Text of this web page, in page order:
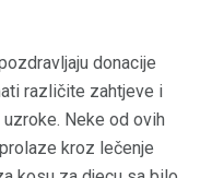
donacije
različite zahtjeve i
Neke od ovih
kroz lečenje